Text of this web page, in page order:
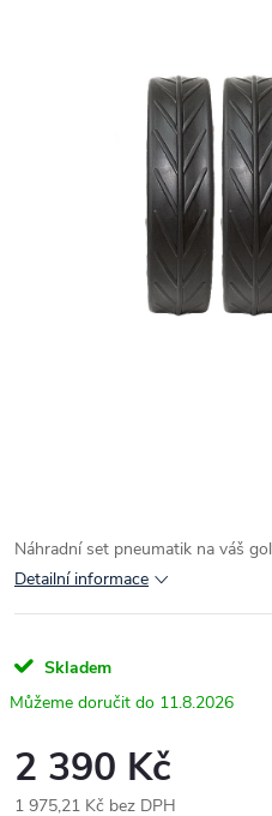
Náhradní set pneumatik na váš
Detailní informace
Skladem
11.8.2026
2 390 Kč
1 975,21 Kč bez DPH